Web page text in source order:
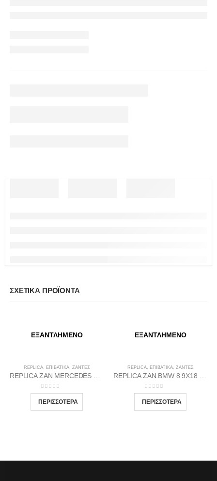
ΣΧΕΤΙΚΆ ΠΡΟΪΌΝΤΑ
ΕΞΑΝΤΛΗΜΈΝΟ
REPLICA, ΕΠΙΒΑΤΙΚΑ, ΖΆΝΤΕΣ
0out of 5
ΕΞΑΝΤΛΗΜΈΝΟ
REPLICA, ΕΠΙΒΑΤΙΚΑ, ΖΆΝΤΕΣ
0out of 5